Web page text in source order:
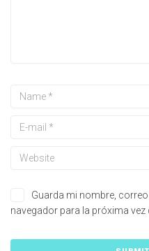
Guarda mi nombre,
navegador para la próxima vez